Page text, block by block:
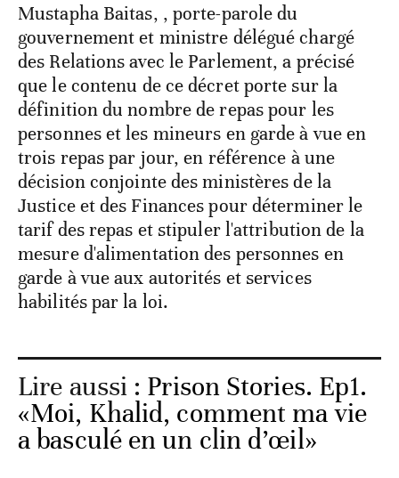
Mustapha Baitas, , porte-parole du
gouvernement et ministre délégué chargé
des Relations avec le Parlement, a précisé
que le contenu de ce décret porte sur la
définition du nombre de repas pour les
personnes et les mineurs en garde à vue en
trois repas par jour, en référence à une
décision conjointe des ministères de la
Justice et des Finances pour déterminer le
tarif des repas et stipuler l'attribution de la
mesure d'alimentation des personnes en
garde à vue aux autorités et services
habilités par la loi.
Lire aussi : Prison Stories. Ep1.
«Moi, Khalid, comment ma vie
a basculé en un clin d’œil»